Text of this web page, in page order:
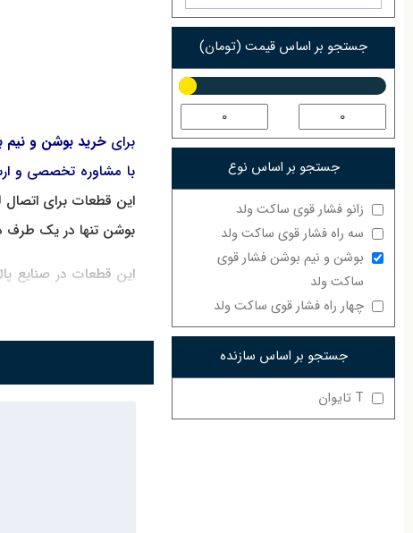
جستجو بر اساس قیمت (تومان)
جستجو بر اساس نوع
زانو فشار قوی ساکت ولد
سه راه فشار قوی ساکت ولد
بوشن و نیم بوشن فشار قوی
ساکت ولد
چهار راه فشار قوی ساکت ولد
جستجو بر اساس سازنده
T تایوان
برای خرید بوشن و
با مشاوره تخصصی و
این قطعات برای اتصال
بوشن تنها در یک طرف
این قطعات در صنایع